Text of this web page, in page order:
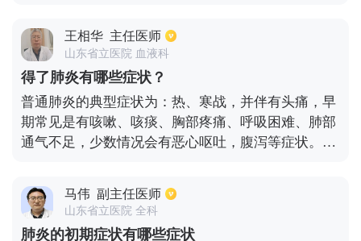
肺炎的早期症状患者可能会出现流鼻涕的症状，可能
会出现有流鼻涕，鼻塞，打喷嚏，咽喉疼痛等不适症
状。但是实质性肺炎真正在临床上主要的症状以反复
发热，发热时体温可以高达39-40度，同时患者有咳
嗽，咳痰，气急，胸闷，胸痛以及呼吸困难等临床症
状。并且针对不同年龄段的肺炎患者，可能临床表现
具有一定的差异。比如老年患者患有肺炎时，体温升
肠道不适症状，如恶心，呕吐，食欲不振等临床表
现。同时有的老年人患有肺炎后，症状可能会出现有
嗜睡，谵妄，甚至昏迷等临床表现，所以说肺炎它并
王相华 主任医师
山东省立医院 血液科
得了肺炎有哪些症状？
普通肺炎的典型症状为：热、寒战，并伴有头痛，早
期常见是有咳嗽、咳痰、胸部疼痛、呼吸困难、肺部
通气不足，少数情况会有恶心呕吐，腹泻等症状。严
等表现。而新型肺炎的症状通常表现为发热、乏力、
干咳等，也有部分患者出现鼻塞、流涕、腹泻等症
状。
马伟 副主任医师
山东省立医院 全科
肺炎的初期症状有哪些症状